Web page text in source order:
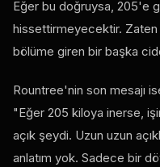
Eğer bu doğruysa, 205'e
hissettirmeyecektir.
bölüme giren bir başka
Rountree'nin son mesajı
"Eğer 205 kiloya inerse,
açık şeydi. Uzun uzun
anlatım yok. Sadece bir